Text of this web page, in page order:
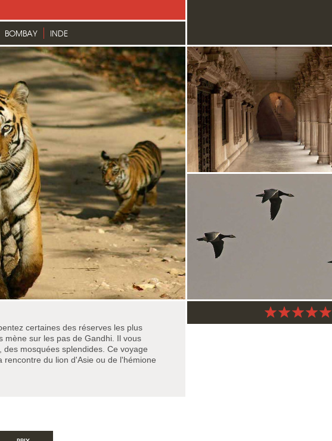
BOMBAY INDE
certaines des réserves les plus
mène sur les pas de Gandhi. Il vous
mosquées splendides. Ce voyage
du lion d'Asie ou de l'hémione